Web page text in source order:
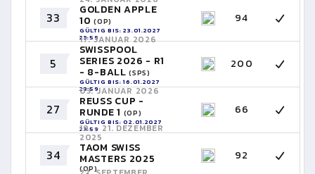
33 GOLDEN APPLE
10(OP)
GÜLTIG BIS: 23.01.2027
23:59
94
5
17. JANUAR 2026
SWISSPOOL
SERIES 2026 - R1
- 8-BALL(SPS)
GÜLTIG BIS: 16.01.2027
23:59
200
27
03. JANUAR 2026
REUSS CUP -
RUNDE 1 (OP)
GÜLTIG BIS: 02.01.2027
23:59
66
34
19. - 21. DEZEMBER
2025
TAOM SWISS
MASTERS 2025
(OP)
92